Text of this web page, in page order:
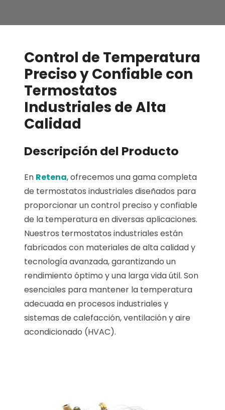
Control de Temperatura
Preciso y Confiable con
Termostatos
Industriales de Alta
Calidad
Descripción del Producto
En Retena, ofrecemos una gama completa
de termostatos industriales diseñados para
proporcionar un control preciso y confiable
de la temperatura en diversas aplicaciones.
Nuestros termostatos industriales están
fabricados con materiales de alta calidad y
tecnología avanzada, garantizando un
rendimiento óptimo y una larga vida útil. Son
esenciales para mantener la temperatura
adecuada en procesos industriales y
sistemas de calefacción, ventilación y aire
acondicionado (HVAC).